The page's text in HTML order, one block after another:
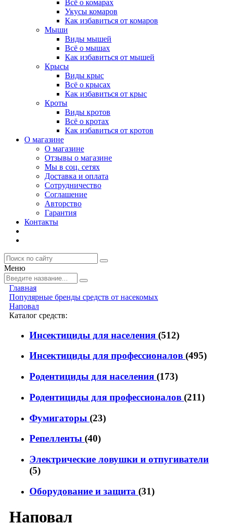
Всё о комарах
Укусы комаров
Как избавиться от комаров
Мыши
Виды мышей
Всё о мышах
Как избавиться от мышей
Крысы
Виды крыс
Всё о крысах
Как избавиться от крыс
Кроты
Виды кротов
Всё о кротах
Как избавиться от кротов
О магазине
О магазине
Отзывы о магазине
Мы в соц. сетях
Доставка и оплата
Сотрудничество
Соглашение
Авторство
Гарантия
Контакты
Меню
Главная
Популярные бренды средств от насекомых
Наповал
Каталог средств:
Инсектициды для населения (512)
Инсектициды для профессионалов (495)
Родентициды для населения (173)
Родентициды для профессионалов (211)
Фумигаторы (23)
Репелленты (40)
Электрические ловушки и отпугиватели
(5)
Оборудование и защита (31)
Наповал